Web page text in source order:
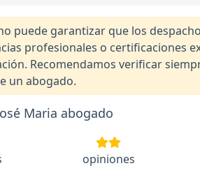
puede garantizar que los
profesionales o certificaciones
Recomendamos verificar
un abogado.
Maria abogado
opiniones